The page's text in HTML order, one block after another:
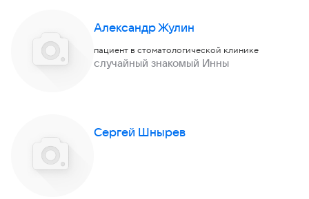
Александр Жулин
пациент в стоматологической клинике
случайный знакомый Инны
Сергей Шнырев